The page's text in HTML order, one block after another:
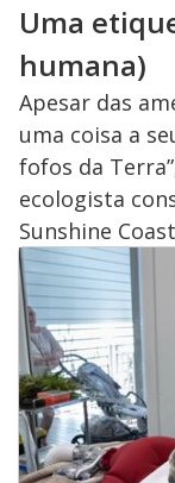
Uma
humana)
Apesar das
uma coisa a
fofos da
ecologista
Sunshine